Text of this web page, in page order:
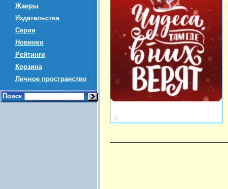
Жанры
Издательства
Серии
Новинки
Рейтинги
Корзина
Личное пространство
Поиск